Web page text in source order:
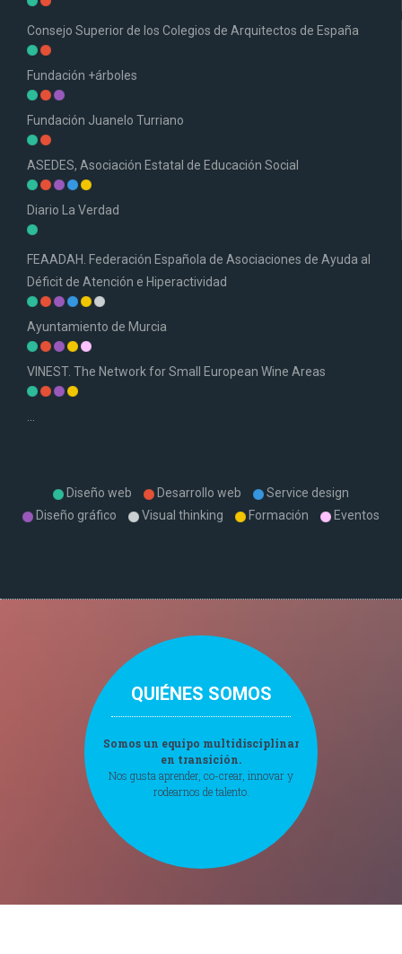
Consejo Superior de los Colegios de Arquitectos de España
Fundación +árboles
Fundación Juanelo Turriano
ASEDES, Asociación Estatal de Educación Social
Diario La Verdad
FEAADAH. Federación Española de Asociaciones de Ayuda al
Déficit de Atención e Hiperactividad
Ayuntamiento de Murcia
VINEST. The Network for Small European Wine Areas
...
Diseño web Desarrollo web
Service design
Diseño gráfico
Visual thinking Formación Eventos
QUIÉNES SOMOS
Somos un equipo multidisciplinar
en transición.
Nos gusta aprender, co-crear, innovar y
rodearnos de talento.